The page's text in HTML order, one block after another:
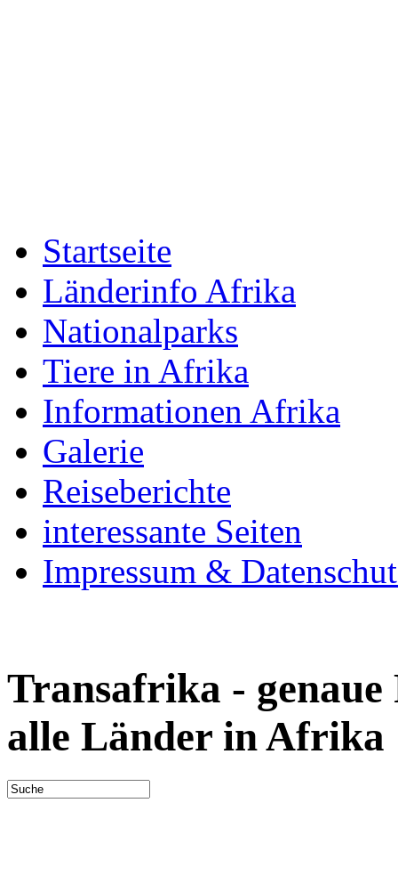
Startseite
Länderinfo Afrika
Nationalparks
Tiere in Afrika
Informationen Afrika
Galerie
Reiseberichte
interessante Seiten
Impressum &
Transafrika -
alle Länder in Afrika